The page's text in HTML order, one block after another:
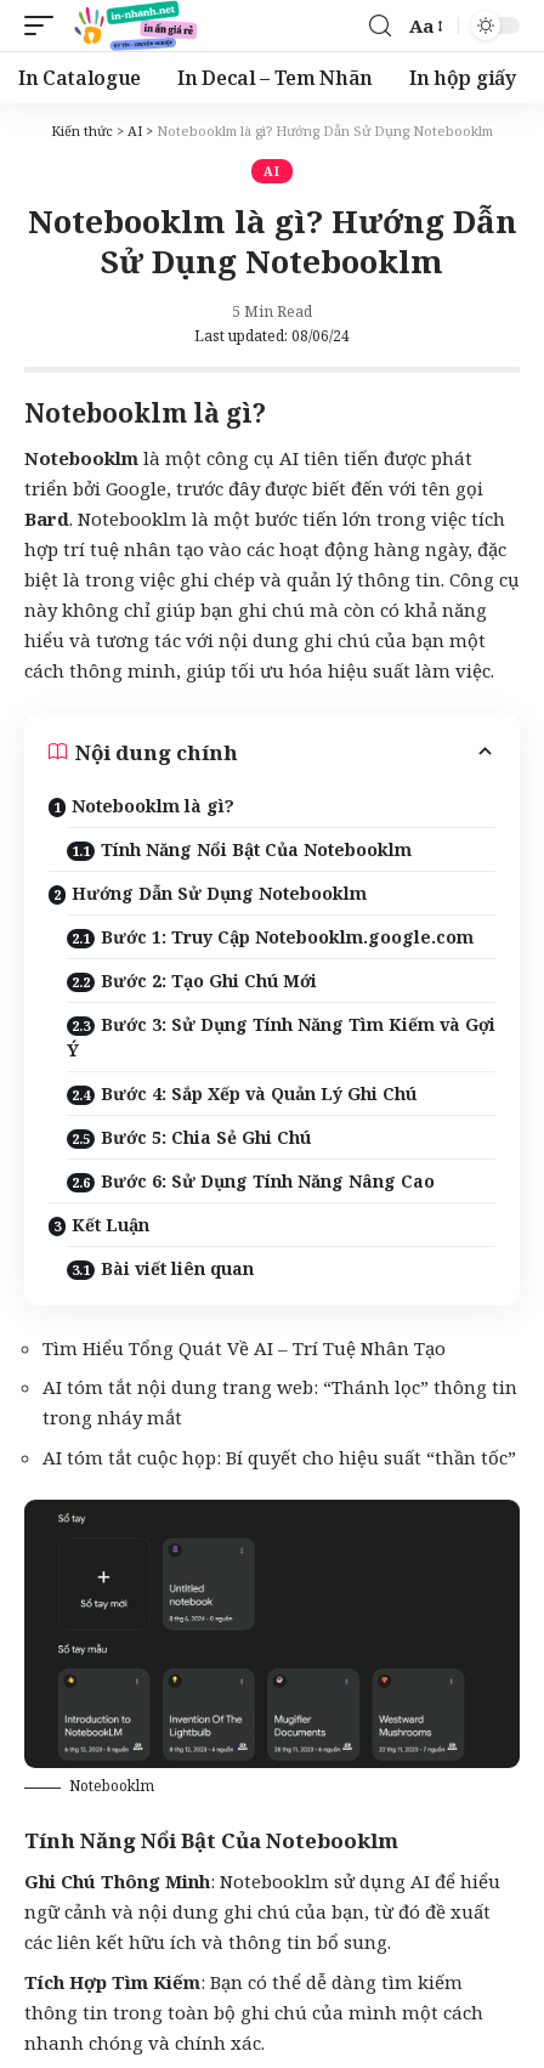
Font
Resizer
Aa
In Catalogue In Decal – Tem Nhãn In hộp giấy
Kiến thức > AI > Notebooklm là gì? Hướng Dẫn Sử Dụng Notebooklm
AI
Notebooklm là gì? Hướng Dẫn
Sử Dụng Notebooklm
Last updated: 08/06/24
5 Min Read
Notebooklm là gì?
Notebooklm là một công cụ AI tiên tiến được phát
triển bởi Google, trước đây được biết đến với tên gọi
Bard. Notebooklm là một bước tiến lớn trong việc tích
hợp trí tuệ nhân tạo vào các hoạt động hàng ngày, đặc
biệt là trong việc ghi chép và quản lý thông tin. Công cụ
này không chỉ giúp bạn ghi chú mà còn có khả năng
hiểu và tương tác với nội dung ghi chú của bạn một
cách thông minh, giúp tối ưu hóa hiệu suất làm việc.
Nội dung chính
Notebooklm là gì?
Tính Năng Nổi Bật Của Notebooklm
Hướng Dẫn Sử Dụng Notebooklm
Bước 1: Truy Cập Notebooklm.google.com
Bước 2: Tạo Ghi Chú Mới
Bước 3: Sử Dụng Tính Năng Tìm Kiếm và Gợi
Ý
Bước 4: Sắp Xếp và Quản Lý Ghi Chú
Bước 5: Chia Sẻ Ghi Chú
Bước 6: Sử Dụng Tính Năng Nâng Cao
Kết Luận
Bài viết liên quan
Tìm Hiểu Tổng Quát Về AI – Trí Tuệ Nhân Tạo
AI tóm tắt nội dung trang web: “Thánh lọc” thông tin
trong nháy mắt
AI tóm tắt cuộc họp: Bí quyết cho hiệu suất “thần tốc”
Notebooklm
Tính Năng Nổi Bật Của Notebooklm
Ghi Chú Thông Minh: Notebooklm sử dụng AI để hiểu
ngữ cảnh và nội dung ghi chú của bạn, từ đó đề xuất
các liên kết hữu ích và thông tin bổ sung.
Tích Hợp Tìm Kiếm: Bạn có thể dễ dàng tìm kiếm
thông tin trong toàn bộ ghi chú của mình một cách
nhanh chóng và chính xác.